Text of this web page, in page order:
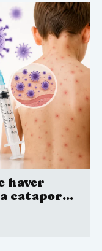
haver
catapora
a